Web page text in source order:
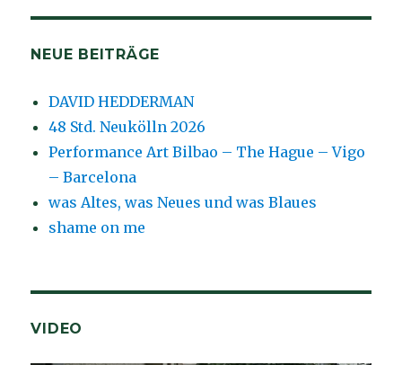
NEUE BEITRÄGE
DAVID HEDDERMAN
48 Std. Neukölln 2026
Performance Art Bilbao – The Hague – Vigo
– Barcelona
was Altes, was Neues und was Blaues
shame on me
VIDEO